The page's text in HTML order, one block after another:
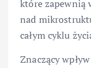
które zapewnią
nad
całym cyklu
Znaczący